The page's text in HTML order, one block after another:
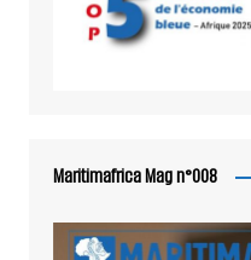
Maritimafrica Mag n°008